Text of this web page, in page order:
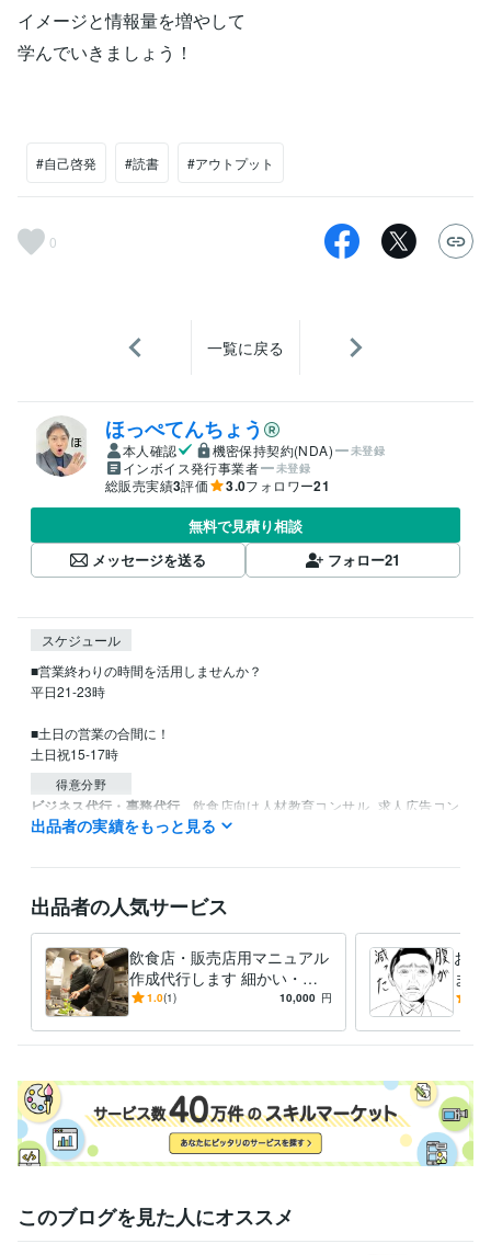
イメージと情報量を増やして
学んでいきましょう！
#自己啓発 #読書 #アウトプット
0
一覧に戻る
ほっぺてんちょう
本人確認 機密保持契約(NDA) 未登録
インボイス発行事業者 未登録
総販売実績3評価 3.0フォロワー21
無料で見積り相談
メッセージを送る
フォロー21
スケジュール
■営業終わりの時間を活用しませんか？
平日21-23時
■土日の営業の合間に！
土日祝15-17時
得意分野
ビジネス代行・事務代行 飲食店向け人材教育コンサル 求人広告コン
サル
出品者の実績をもっと見る
出品者の人気サービス
飲食店・販売店用マニュアル
作成代行します 細かい・使
いやすいマニュアルはいかが
1.0(1) 10,000 円
おい
ます
ュー
このブログを見た人にオススメ